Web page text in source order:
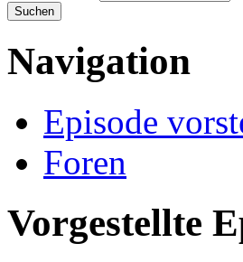
Navigation
Episode
Foren
Vorgestellte